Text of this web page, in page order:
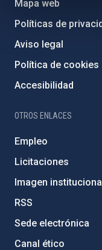
Mapa web
Políticas de
Aviso legal
Política de cookies
Accesibilidad
OTROS ENLACES
Empleo
Licitaciones
Imagen
RSS
Sede electrónica
Canal ético